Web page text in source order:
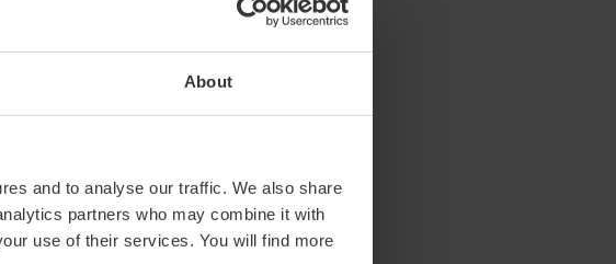
About
and to analyse our traffic. We also share
partners who may combine it with
use of their services. You will find more